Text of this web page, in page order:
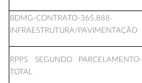
BDMG-CONTRATO-365.888-
INFRAESTRUTURA/PAVIMENTAÇÃO
RPPS SEGUNDO PARCELAMENTO-
TOTAL